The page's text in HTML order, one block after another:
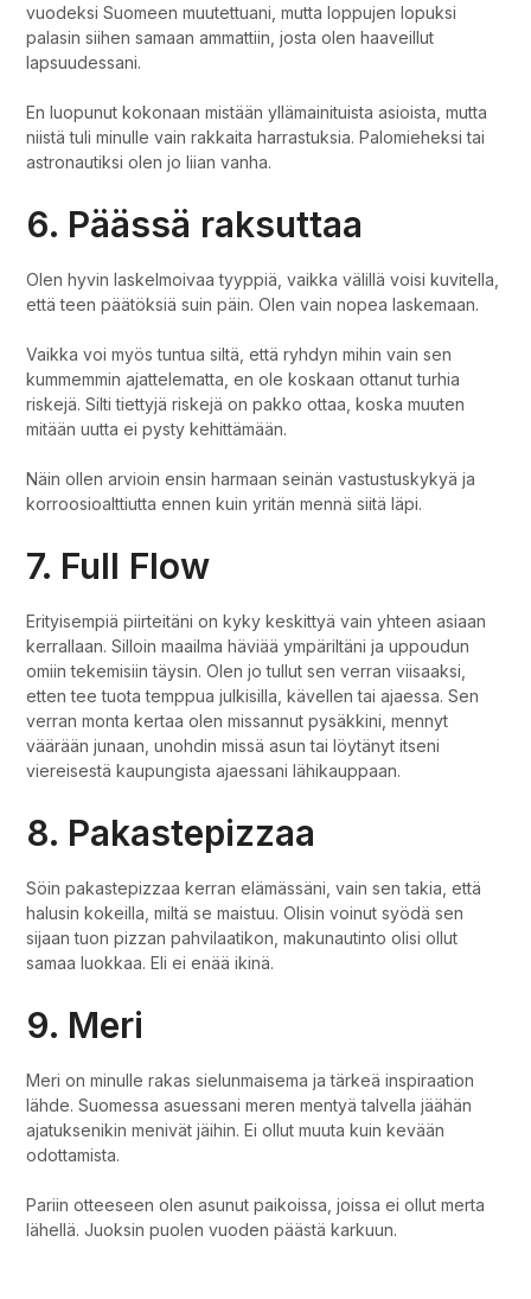
vuodeksi Suomeen muutettuani, mutta loppujen lopuksi
palasin siihen samaan ammattiin, josta olen haaveillut
lapsuudessani.
En luopunut kokonaan mistään yllämainituista asioista, mutta
niistä tuli minulle vain rakkaita harrastuksia. Palomieheksi tai
astronautiksi olen jo liian vanha.
6. Päässä raksuttaa
Olen hyvin laskelmoivaa tyyppiä, vaikka välillä voisi kuvitella,
että teen päätöksiä suin päin. Olen vain nopea laskemaan.
Vaikka voi myös tuntua siltä, että ryhdyn mihin vain sen
kummemmin ajattelematta, en ole koskaan ottanut turhia
riskejä. Silti tiettyjä riskejä on pakko ottaa, koska muuten
mitään uutta ei pysty kehittämään.
Näin ollen arvioin ensin harmaan seinän vastustuskykyä ja
korroosioalttiutta ennen kuin yritän mennä siitä läpi.
7. Full Flow
Erityisempiä piirteitäni on kyky keskittyä vain yhteen asiaan
kerrallaan. Silloin maailma häviää ympäriltäni ja uppoudun
omiin tekemisiin täysin. Olen jo tullut sen verran viisaaksi,
etten tee tuota temppua julkisilla, kävellen tai ajaessa. Sen
verran monta kertaa olen missannut pysäkkini, mennyt
väärään junaan, unohdin missä asun tai löytänyt itseni
viereisestä kaupungista ajaessani lähikauppaan.
8. Pakastepizzaa
Söin pakastepizzaa kerran elämässäni, vain sen takia, että
halusin kokeilla, miltä se maistuu. Olisin voinut syödä sen
sijaan tuon pizzan pahvilaatikon, makunautinto olisi ollut
samaa luokkaa. Eli ei enää ikinä.
9. Meri
Meri on minulle rakas sielunmaisema ja tärkeä inspiraation
lähde. Suomessa asuessani meren mentyä talvella jäähän
ajatuksenikin menivät jäihin. Ei ollut muuta kuin kevään
odottamista.
Pariin otteeseen olen asunut paikoissa, joissa ei ollut merta
lähellä. Juoksin puolen vuoden päästä karkuun.